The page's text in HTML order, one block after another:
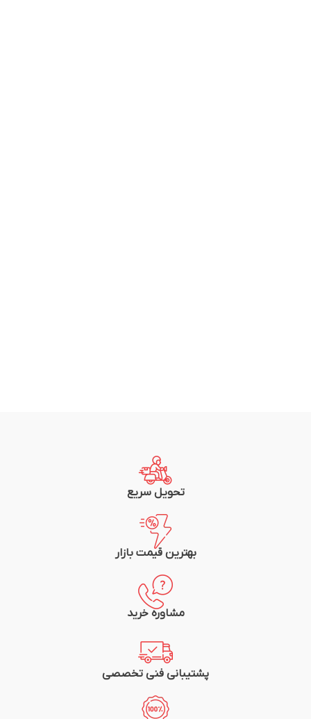
تحویل سریع
بهترین قیمت بازار
مشاوره خرید
پشتیبانی فنی تخصصی